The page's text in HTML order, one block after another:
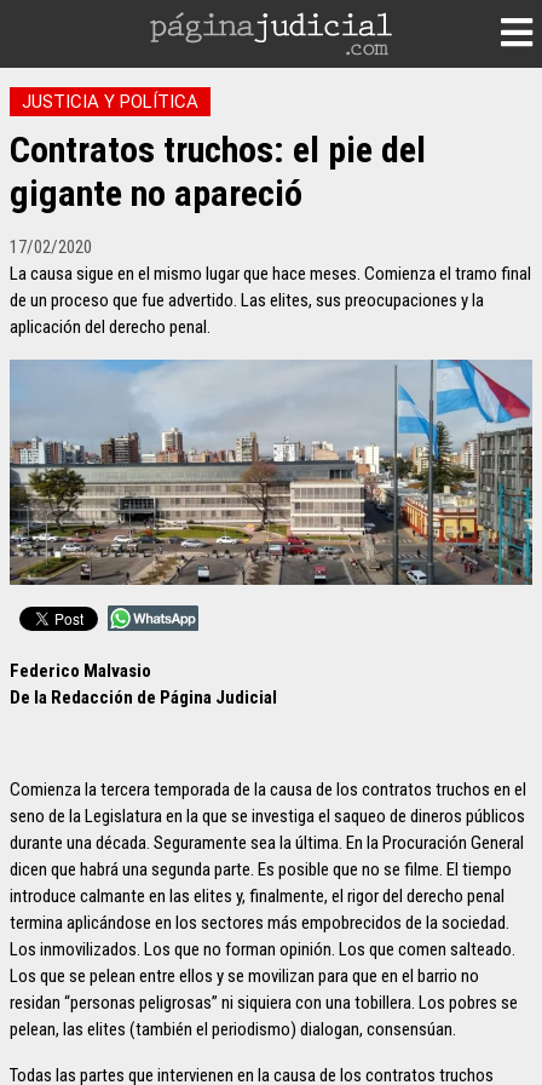
JUSTICIA Y POLÍTICA
Contratos truchos: el pie del
gigante no apareció
17/02/2020
La causa sigue en el mismo lugar que hace meses. Comienza el tramo final
de un proceso que fue advertido. Las elites, sus preocupaciones y la
aplicación del derecho penal.
Federico Malvasio
De la Redacción de Página Judicial
Comienza la tercera temporada de la causa de los contratos truchos en el
seno de la Legislatura en la que se investiga el saqueo de dineros públicos
durante una década. Seguramente sea la última. En la Procuración General
dicen que habrá una segunda parte. Es posible que no se filme. El tiempo
introduce calmante en las elites y, finalmente, el rigor del derecho penal
termina aplicándose en los sectores más empobrecidos de la sociedad.
Los inmovilizados. Los que no forman opinión. Los que comen salteado.
Los que se pelean entre ellos y se movilizan para que en el barrio no
residan “personas peligrosas” ni siquiera con una tobillera. Los pobres se
pelean, las elites (también el periodismo) dialogan, consensúan.
Todas las partes que intervienen en la causa de los contratos truchos